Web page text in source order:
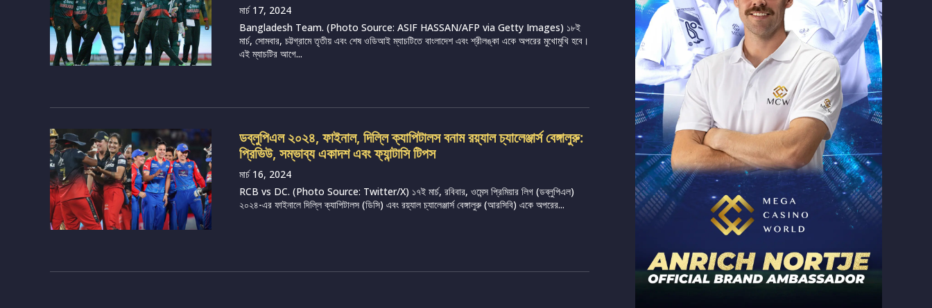
মার্চ 17, 2024
Bangladesh Team. (Photo Source: ASIF HASSAN/AFP via Getty Images) ১৮ই
মার্চ, সোমবার, চট্টগ্রামে তৃতীয় এবং শেষ ওডিআই ম্যাচটিতে বাংলাদেশ এবং শ্রীলঙ্কা একে অপরের মুখোমুখি হবে।
এই ম্যাচটির আগে...
ডব্লুপিএল ২০২৪, ফাইনাল, দিল্লি ক্যাপিটালস বনাম রয়্যাল চ্যালেঞ্জার্স বেঙ্গালুরু:
প্রিভিউ, সম্ভাব্য একাদশ এবং ফ্যান্টাসি টিপস
মার্চ 16, 2024
RCB vs DC. (Photo Source: Twitter/X) ১৭ই মার্চ, রবিবার, ওমেন্স প্রিমিয়ার লিগ (ডব্লুপিএল)
২০২৪-এর ফাইনালে দিল্লি ক্যাপিটালস (ডিসি) এবং রয়্যাল চ্যালেঞ্জার্স বেঙ্গালুরু (আরসিবি) একে অপরের...